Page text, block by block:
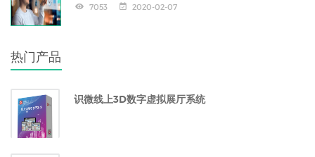
7053 2020-02-07
热门产品
识微线上3D数字虚拟展厅系统